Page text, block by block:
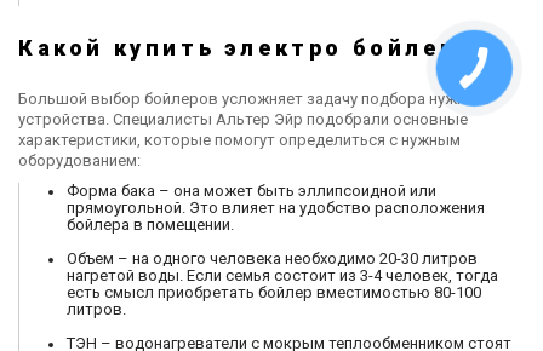
Какой купить электро бойлер
Большой выбор бойлеров усложняет задачу подбора нужного
устройства. Специалисты Альтер Эйр подобрали основные
характеристики, которые помогут определиться с нужным
оборудованием:
Форма бака – она может быть эллипсоидной или
прямоугольной. Это влияет на удобство расположения
бойлера в помещении.
Объем – на одного человека необходимо 20-30 литров
нагретой воды. Если семья состоит из 3-4 человек, тогда
есть смысл приобретать бойлер вместимостью 80-100
литров.
ТЭН – водонагреватели с мокрым теплообменником стоят